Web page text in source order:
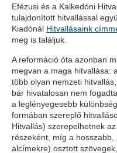
Efézusi és a Kalkedóni
tulajdonított hitvallással
Kiadónál Hitvallásaink
meg is találjuk.
A reformáció óta azonban
megvan a maga hitvallása:
több olyan nemzeti
bár hivatalosan nem
a leglényegesebb
formában szereplő
Hitvallás) szerepelhetnek
részeként, míg a
alcímekre) osztott